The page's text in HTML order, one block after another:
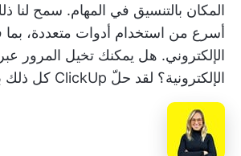
المكان بالتنسيق في المهام. سمح لنا
أسرع من استخدام أدوات متعددة، بما
الإلكتروني. هل يمكنك تخيل المرور
الإلكترونية؟ لقد حلّ ClickUp كل ذلك بالنسبة لنا.